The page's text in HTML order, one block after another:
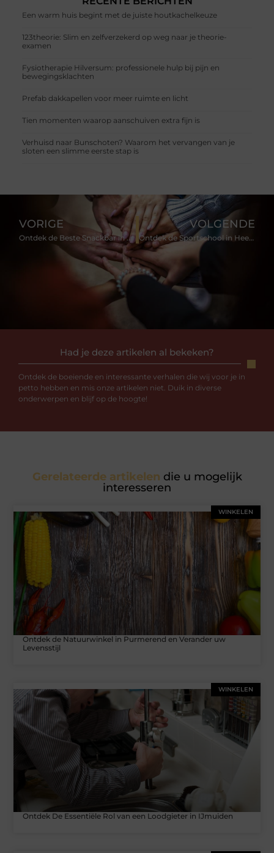
Een warm huis begint met de juiste houtkachelkeuze
123theorie: Slim en zelfverzekerd op weg naar je theorie-
examen
Fysiotherapie Hilversum: professionele hulp bij pijn en
bewegingsklachten
Prefab dakkapellen voor meer ruimte en licht
Tien momenten waarop aanschuiven extra fijn is
Verhuisd naar Bunschoten? Waarom het vervangen van je
sloten een slimme eerste stap is
Had je deze artikelen al bekeken?
Ontdek de boeiende en interessante verhalen die wij voor je in
petto hebben en mis onze artikelen niet. Duik in diverse
onderwerpen en blijf op de hoogte!
VORIGE
Ontdek de Beste Snackbar in Gouda voor Elke Smaak
VOLGENDE
Ontdek de Sportschool in Heerlen die Jouw Fitnessdoelen Bereikt
Gerelateerde artikelen die u mogelijk
interesseren
WINKELEN
Ontdek de Natuurwinkel in Purmerend en Verander uw
Levensstijl
WINKELEN
Ontdek De Essentiële Rol van een Loodgieter in IJmuiden